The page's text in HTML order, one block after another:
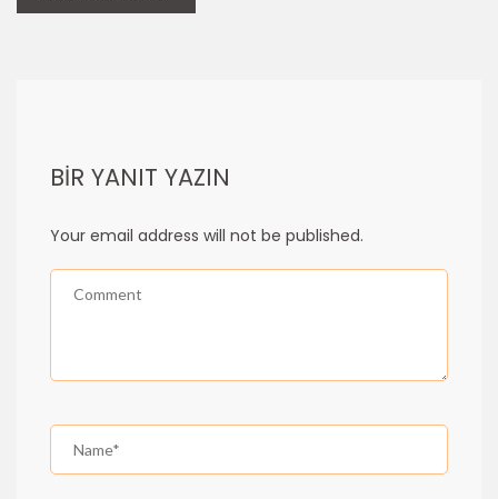
BIR YANIT YAZIN
Your email address will not be published.